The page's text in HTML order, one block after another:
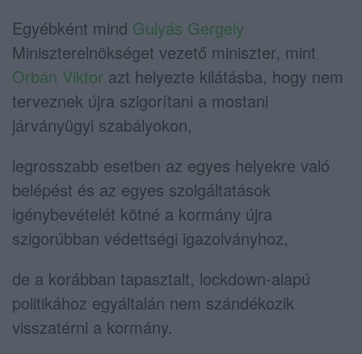
Egyébként mind Gulyás Gergely
Miniszterelnökséget vezető miniszter, mint
Orbán Viktor azt helyezte kilátásba, hogy nem
terveznek újra szigorítani a mostani
járványügyi szabályokon,
legrosszabb esetben az egyes helyekre való
belépést és az egyes szolgáltatások
igénybevételét kötné a kormány újra
szigorúbban védettségi igazolványhoz,
de a korábban tapasztalt, lockdown-alapú
politikához egyáltalán nem szándékozik
visszatérni a kormány.